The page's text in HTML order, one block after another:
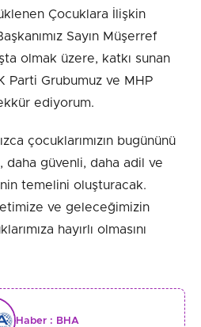
Çocuklara İlişkin
Sayın Müşerref
olmak üzere, katkı sunan
Parti Grubumuz ve MHP
ediyorum.
çocuklarımızın bugününü
daha güvenli, daha adil ve
temelini oluşturacak.
ve geleceğimizin
hayırlı olmasını
Haber : BHA